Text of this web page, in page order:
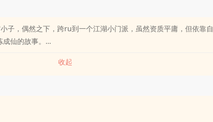
子，偶然之下，跨ru到一个江湖小门派，虽然资质平庸，但依靠自
成仙的故事。…
收起